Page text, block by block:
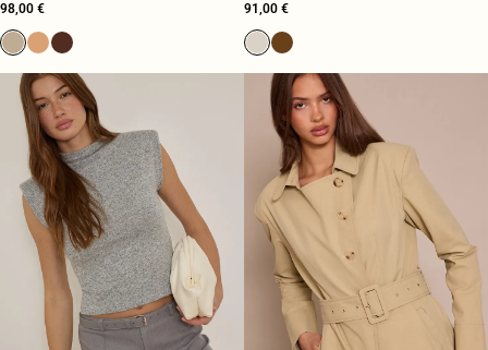
98,00 € 91,00 €